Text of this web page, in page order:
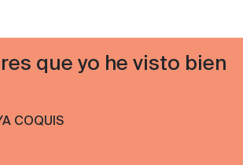
que yo he visto bien
COQUIS